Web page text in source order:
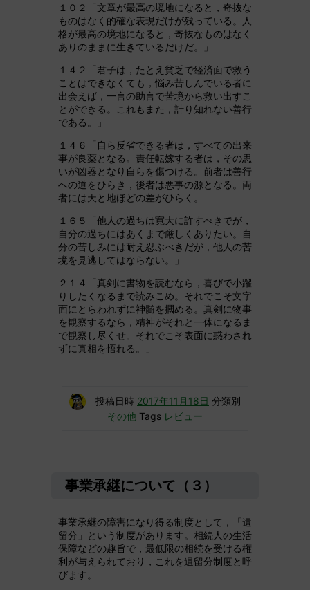
１０２「文章が最高の境地になると，奇抜な
ものはなく的確な表現だけが残っている。人
格が最高の境地になると，奇抜なものはなく
ありのままに生きているだけだ。」
１４２「君子は，たとえ貧乏で経済面で救う
ことはできなくても，悩み苦しんでいる者に
出会えば，一言の助言で苦境から救い出すこ
とができる。これもまた，計り知れない善行
である。」
１４６「自ら反省できる者は，すべての出来
事が良薬となる。責任転嫁する者は，その思
いが凶器となり自らを傷つける。前者は善行
への道をひらき，後者は悪事の源となる。両
者には天と地ほどの差がひらく。
１６５「他人の過ちは寛大に許すべきでが，
自分の過ちにはあくまで厳しくありたい。自
分の苦しみには耐え忍ぶべきだが，他人の苦
境を見逃してはならない。」
２１４「真剣に書物を読むなら，喜びで小躍
りしたくなるまで読みこめ。それでこそ文字
面にとらわれずに神髄を摑める。真剣に物事
を観察するなら，精神がそれと一体になるま
で観察し尽くせ。それでこそ表面に惑わされ
ずに真相を悟れる。」
投稿日時 2017年11月18日 分類別
その他 Tags レビュー
事業承継について（３）
事業承継の障害になり得る制度として，「遺
留分」という制度があります。相続人の生活
保障などの趣旨で，最低限の相続を受ける権
利が与えられており，これを遺留分制度と呼
びます。